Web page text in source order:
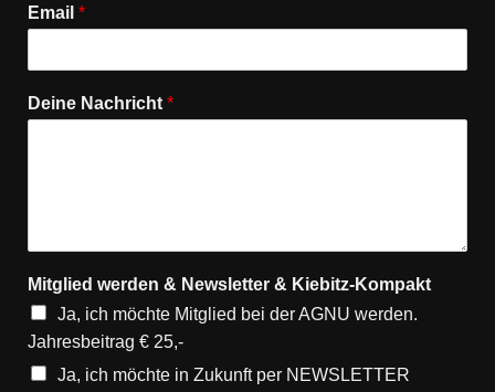
Email *
Deine Nachricht *
Mitglied werden & Newsletter & Kiebitz-Kompakt
Ja, ich möchte Mitglied bei der AGNU werden.
Jahresbeitrag € 25,-
Ja, ich möchte in Zukunft per NEWSLETTER